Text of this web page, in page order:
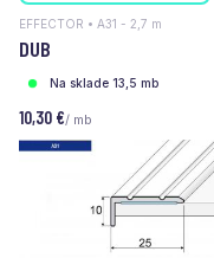
EFFECTOR • A31 - 2,7 m
DUB
Na sklade 13,5 mb
10,30 €/ mb